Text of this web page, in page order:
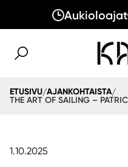
Aukioloajat
ETUSIVU/AJANKOHTAISTA/
1.10.2025